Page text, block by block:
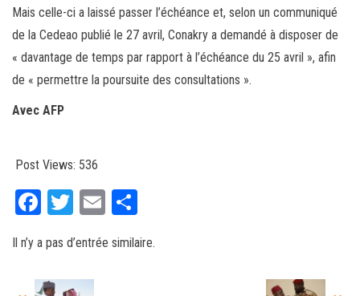
Mais celle-ci a laissé passer l’échéance et, selon un communiqué
de la Cedeao publié le 27 avril, Conakry a demandé à disposer de
« davantage de temps par rapport à l’échéance du 25 avril », afin
de « permettre la poursuite des consultations ».
Avec AFP
Post Views: 536
Fa
bo
ok
T
tt
er
E
ail ag
Il n’y a pas d’entrée similaire.